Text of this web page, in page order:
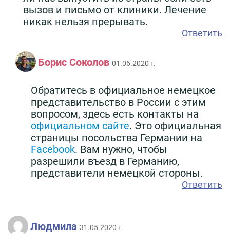
вызов и письмо от клиники. Лечение
никак нельзя прерывать.
Ответить
Борис Соколов 01.06.2020 г.
Обратитесь в официальное немецкое
представительство в России с этим
вопросом, здесь есть контакты на
официальном сайте. Это официальная
страницы посольства Германии на
Facebook. Вам нужно, чтобы
разрешили въезд в Германию,
представители немецкой стороны.
Ответить
Людмила 31.05.2020 г.